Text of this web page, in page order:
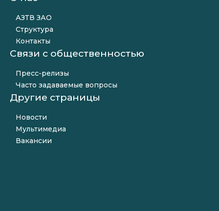
АЗТВ ЗАО
Структура
Контакты
Связи с общественностью
Пресс-релизы
Часто задаваемые вопросы
Другие страницы
Новости
Мультимедиа
Вакансии